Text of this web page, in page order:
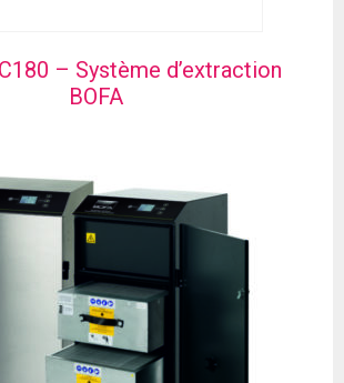
– Système d’extraction
BOFA